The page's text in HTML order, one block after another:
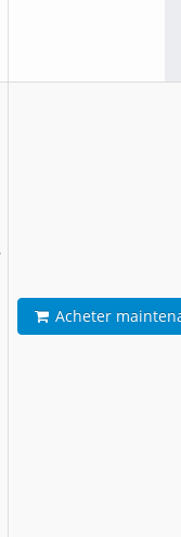
Acheter